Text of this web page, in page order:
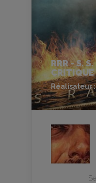
RRR - S.
CRITIQUE
Réalisateur :